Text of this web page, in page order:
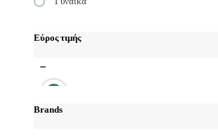
Εύρος τιμής
Brands